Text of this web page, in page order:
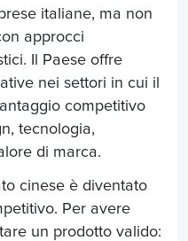
italiane, ma non
approcci
Il Paese offre
nei settori in cui il
competitivo
tecnologia,
di marca.
cinese è diventato
Per avere
un prodotto valido: